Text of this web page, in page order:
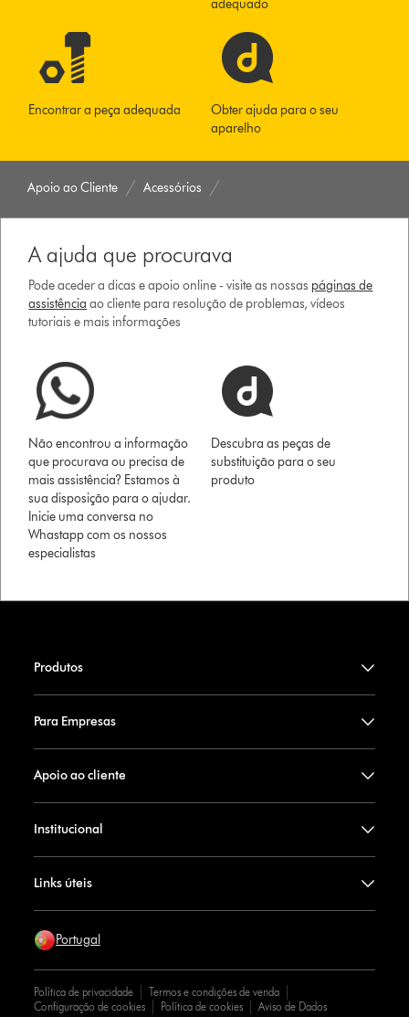
adequado
Encontrar a peça adequada
Obter ajuda para o seu
aparelho
Apoio ao Cliente Acessórios
A ajuda que procurava
Pode aceder a dicas e apoio online - visite as nossas páginas de
assistência ao cliente para resolução de problemas, vídeos
tutoriais e mais informações
Não encontrou a informação
que procurava ou precisa de
mais assistência? Estamos à
sua disposição para o ajudar.
Inicie uma conversa no
Whastapp com os nossos
especialistas
Descubra as peças de
substituição para o seu
produto
Produtos
Para Empresas
Apoio ao cliente
Institucional
Links úteis
Portugal
Política de privacidade
Termos e condições de venda
Configuração de cookies
Política de cookies Aviso de Dados